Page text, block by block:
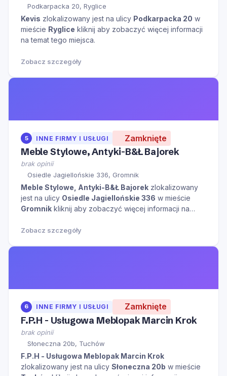
Podkarpacka 20, Ryglice
Kevis zlokalizowany jest na ulicy Podkarpacka 20 w
mieście Ryglice kliknij aby zobaczyć więcej informacji
na temat tego miejsca.
Zobacz szczegóły
5 INNE FIRMY I USŁUGI Zamknięte
Meble Stylowe, Antyki-B&Ł Bajorek
brak opinii
Osiedle Jagiellońskie 336, Gromnik
Meble Stylowe, Antyki-B&Ł Bajorek zlokalizowany
jest na ulicy Osiedle Jagiellońskie 336 w mieście
Gromnik kliknij aby zobaczyć więcej informacji na
Zobacz szczegóły
6 INNE FIRMY I USŁUGI Zamknięte
F.P.H - Usługowa Meblopak Marcin Krok
brak opinii
Słoneczna 20b, Tuchów
F.P.H - Usługowa Meblopak Marcin Krok
zlokalizowany jest na ulicy Słoneczna 20b w mieście